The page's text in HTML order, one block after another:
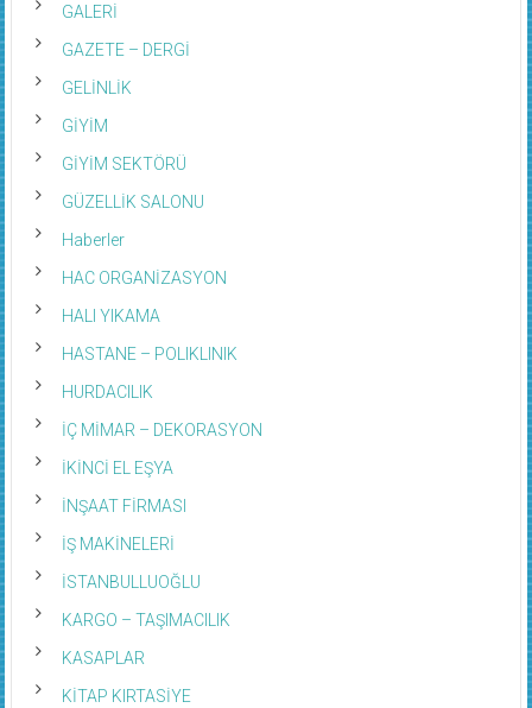
GALERİ
GAZETE – DERGİ
GELİNLİK
GİYİM
GİYİM SEKTÖRÜ
GÜZELLİK SALONU
Haberler
HAC ORGANİZASYON
HALI YIKAMA
HASTANE – POLIKLINIK
HURDACILIK
İÇ MİMAR – DEKORASYON
İKİNCİ EL EŞYA
İNŞAAT FİRMASI
İŞ MAKİNELERİ
İSTANBULLUOĞLU
KARGO – TAŞIMACILIK
KASAPLAR
KİTAP KIRTASİYE